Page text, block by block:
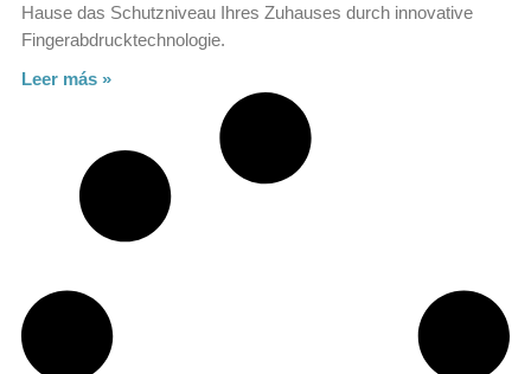
Hause das Schutzniveau Ihres Zuhauses durch innovative
Fingerabdrucktechnologie.
Leer más »